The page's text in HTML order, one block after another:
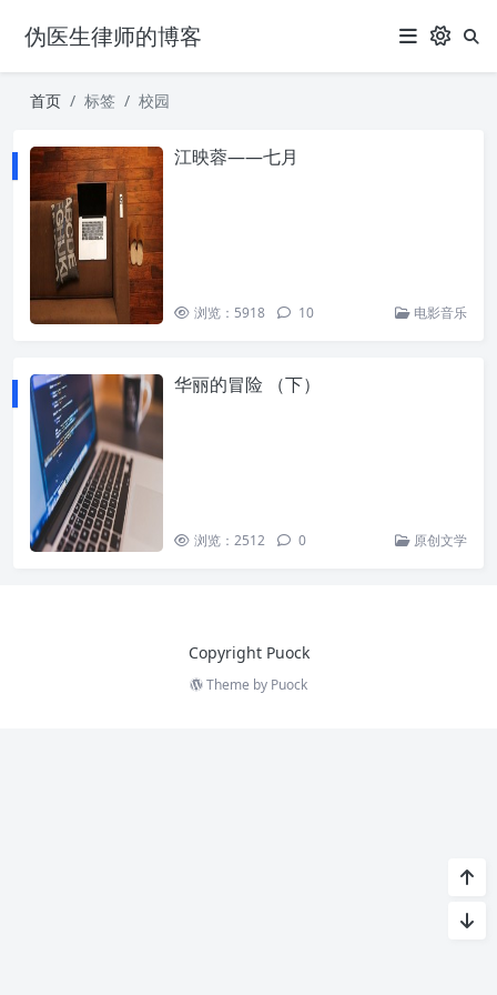
伪医生律师的博客
首页 标签 校园
江映蓉——七月
浏览：5918 10 电影音乐
华丽的冒险 （下）
浏览：2512 0 原创文学
Copyright Puock
Theme by Puock